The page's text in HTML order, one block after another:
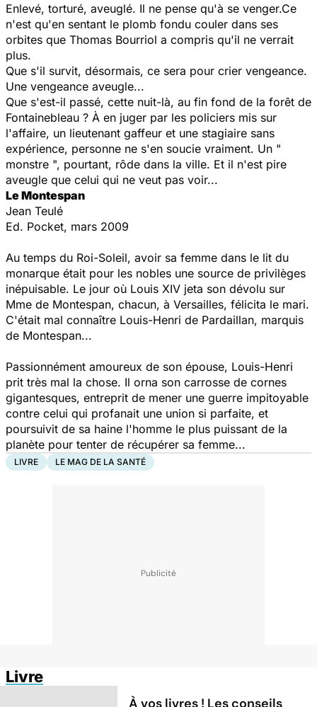
Enlevé, torturé, aveuglé. Il ne pense qu'à se venger.Ce
n'est qu'en sentant le plomb fondu couler dans ses
orbites que Thomas Bourriol a compris qu'il ne verrait
plus.
Que s'il survit, désormais, ce sera pour crier vengeance.
Une vengeance aveugle...
Que s'est-il passé, cette nuit-là, au fin fond de la forêt de
Fontainebleau ? À en juger par les policiers mis sur
l'affaire, un lieutenant gaffeur et une stagiaire sans
expérience, personne ne s'en soucie vraiment. Un "
monstre ", pourtant, rôde dans la ville. Et il n'est pire
aveugle que celui qui ne veut pas voir...
Le Montespan
Jean Teulé
Ed. Pocket, mars 2009
Au temps du Roi-Soleil, avoir sa femme dans le lit du
monarque était pour les nobles une source de privilèges
inépuisable. Le jour où Louis XIV jeta son dévolu sur
Mme de Montespan, chacun, à Versailles, félicita le mari.
C'était mal connaître Louis-Henri de Pardaillan, marquis
de Montespan...
Passionnément amoureux de son épouse, Louis-Henri
prit très mal la chose. Il orna son carrosse de cornes
gigantesques, entreprit de mener une guerre impitoyable
contre celui qui profanait une union si parfaite, et
poursuivit de sa haine l'homme le plus puissant de la
planète pour tenter de récupérer sa femme...
LIVRE LE MAG DE LA SANTÉ
Livre
À vos livres ! Les conseils